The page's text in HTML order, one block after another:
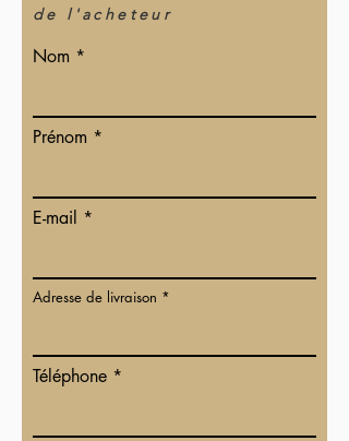
de l'acheteur
Nom
Prénom
E-mail
Adresse de livraison
Téléphone